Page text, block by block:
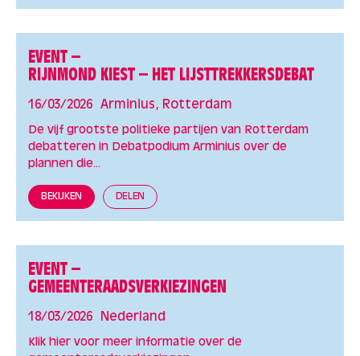
EVENT –
RIJNMOND KIEST – HET LIJSTTREKKERSDEBAT
16/03/2026 Arminius, Rotterdam
De vijf grootste politieke partijen van Rotterdam
debatteren in Debatpodium Arminius over de
plannen die...
BEKIJKEN DELEN
EVENT –
GEMEENTERAADSVERKIEZINGEN
18/03/2026 Nederland
Klik hier voor meer informatie over de